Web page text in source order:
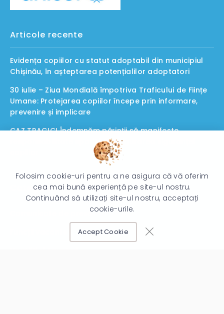
Articole recente
Evidența copiilor cu statut adoptabil din municipiul
Chișinău, în așteptarea potențialilor adoptatori
30 iulie – Ziua Mondială împotriva Traficului de Ființe
Umane: Protejarea copiilor începe prin informare,
prevenire și implicare
CAZ TRAGIC! Îndemnăm părinții să manifeste
responsabilitate sporită în asigurarea siguranței
Categorii
Comunicate de presă
Folosim cookie-uri pentru a ne asigura că vă oferim
cea mai bună experiență pe site-ul nostru.
Continuând să utilizați site-ul nostru, acceptați
cookie-urile.
Accept Cookie